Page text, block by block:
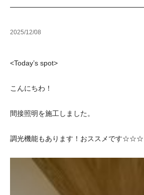
2025/12/08
<Today’s spot>
こんにちわ！
間接照明を施工しました。
調光機能もあります！おススメです☆☆☆